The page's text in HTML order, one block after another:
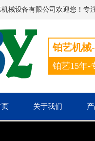
械设备有限公司欢迎您！专
铂艺机械
铂艺15年-
页 关于我们